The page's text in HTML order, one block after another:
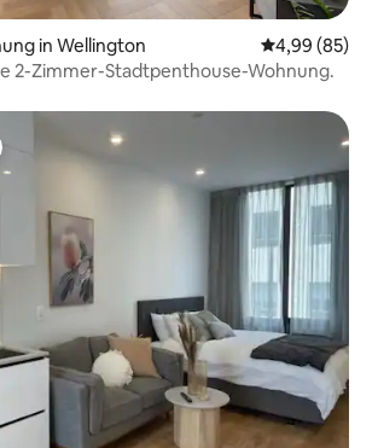
in Wellington
4,99 (85)
2-Zimmer-Stadtpenthouse-Wohnung.